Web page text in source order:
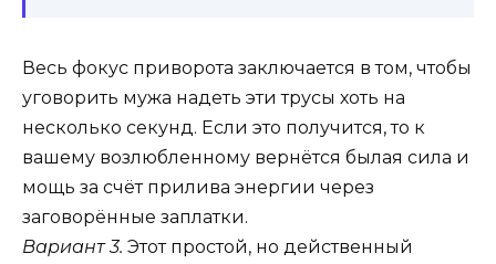
Весь фокус приворота заключается в том, чтобы
уговорить мужа надеть эти трусы хоть на
несколько секунд. Если это получится, то к
вашему возлюбленному вернётся былая сила и
мощь за счёт прилива энергии через
заговорённые заплатки.
Вариант 3. Этот простой, но действенный